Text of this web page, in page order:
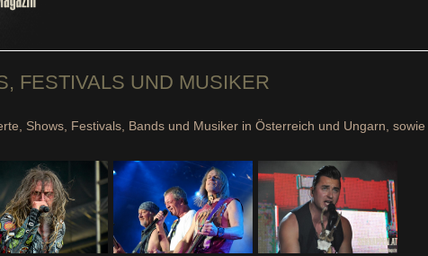
FESTIVALS UND MUSIKER
Shows, Festivals, Bands und Musiker in Österreich und Ungarn, sowie